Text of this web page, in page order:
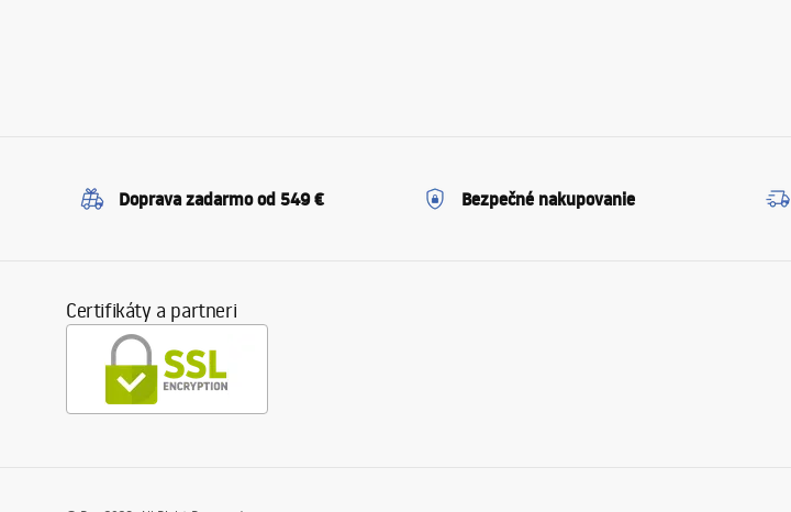
Doprava zadarmo od 549 € Bezpečné nakupovanie
Certifikáty a partneri